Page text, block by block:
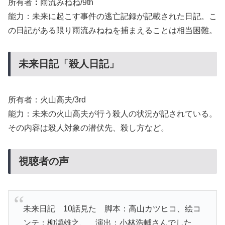
所有者 ： 雨流みねね/9th
能力：未来に起こす事件の逃亡記録が記載された日記。こ
の日記がある限り雨流みねねを捕まえることは相当困難。
未来日記「殺人日記」
所有者：火山高夫/3rd
能力：未来の火山高夫が行う殺人の状況が記されている。
その内容は殺人対象の潜伏先、殺し方など。
視聴者の声
未来日記 10話見た 脚本：高山カツヒコ、絵コ
ンテ：柳瀬雄之、 演出：小林浩輔さんでした